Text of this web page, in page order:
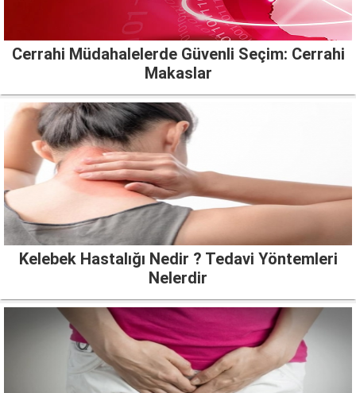
Cerrahi Müdahalelerde Güvenli Seçim: Cerrahi
Makaslar
Kelebek Hastalığı Nedir ? Tedavi Yöntemleri
Nelerdir